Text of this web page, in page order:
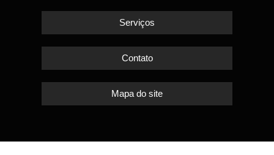
Serviços
Contato
Mapa do site